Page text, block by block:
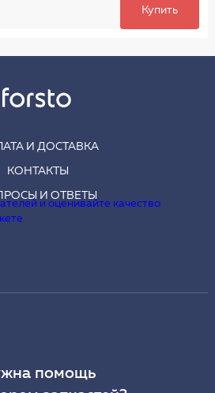
Купить
И ДОСТАВКА
КОНТАКТЫ
И ОТВЕТЫ
помощь